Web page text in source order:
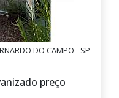
DO CAMPO - SP
preço